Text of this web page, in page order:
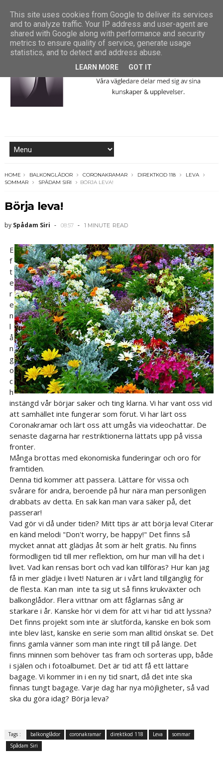
HOME BALKONGLÅDOR CORONAKRAMAR DIREKTKOD 118
LEVA
SOMMAR
SPÅDAM SIRI BÖRJA LEVA!
Börja leva!
by Spådam Siri 08:57 1 MINUTE READ
E
f
t
e
r
e
n
l
å
n
g
o
c
h
instängd vår börjar saker och ting klarna. Vi har vant oss vid
att samhället inte fungerar som förut. Vi har lärt oss
Coronakramar och lärt oss att umgås via videochattar. De
senaste dagarna har restriktionerna lättats upp på vissa
fronter.
Många brottas med ekonomiska funderingar och oro för
framtiden.
Denna tid kommer att passera. Lättare för vissa och
svårare för andra, beroende på hur nära man personligen
drabbats av detta. En sak kan man vara säker på, det
passerar!
Vad gör vi då under tiden? Mitt tips är att börja leva! Citerar
en känd melodi "Don't worry, be happy!" Det finns så
mycket annat att glädjas åt som är helt gratis. Nu finns
förmodligen tid till mer reflektion, om hur man vill ha det i
livet. Vad kan rensas bort och vad kan tillföras? Hur kan jag
få in mer glädje i livet! Naturen är i vårt land tillgänglig för
de flesta. Kan man inte ta sig ut så finns krukväxter och
balkonglådor. Flera vittnar om att fåglarnas sång är
starkare i år. Kanske hör vi dem för att vi har tid att lyssna?
Det finns projekt som inte är slutförda, kanske en bok som
inte blev läst, kanske en serie som man alltid önskat se. Det
finns gamla vänner som man inte ringt till på länge. Det
finns minnen som behöver tas fram och sorteras upp, både
i själen och i fotoalbumet. Det är tid att få ett lättare
bagage. Vi kommer in i en ny tid snart, då det inte ska
finnas tungt bagage. Varje dag har nya möjligheter, så vad
ska du göra idag? Börja leva?
Tags : balkonglådor coronakramar direktkod 118 Leva
sommar
Spådam Siri
This site uses cookies from Google to deliver its services
and to analyze traffic. Your IP address and user-agent are
shared with Google along with performance and security
metrics to ensure quality of service, generate usage
statistics, and to detect and address abuse.
LEARN MORE GOT IT